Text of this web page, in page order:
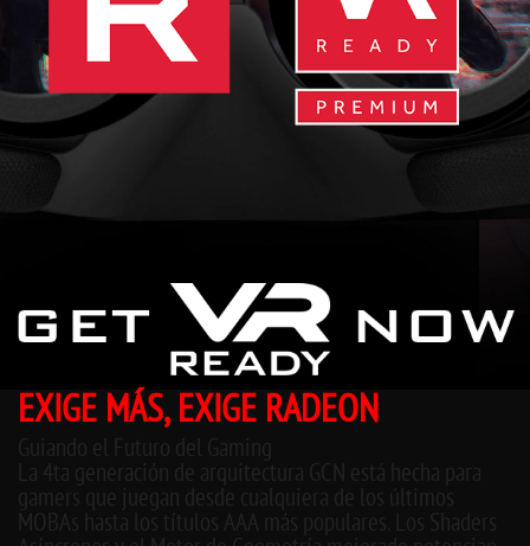
EXIGE MÁS, EXIGE RADEON